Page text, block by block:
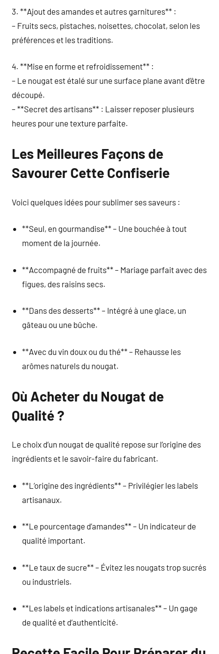
3. **Ajout des amandes et autres garnitures** :
– Fruits secs, pistaches, noisettes, chocolat, selon les
préférences et les traditions.
4. **Mise en forme et refroidissement** :
– Le nougat est étalé sur une surface plane avant d’être
découpé.
– **Secret des artisans** : Laisser reposer plusieurs
heures pour une texture parfaite.
Les Meilleures Façons de
Savourer Cette Confiserie
Voici quelques idées pour sublimer ses saveurs :
**Seul, en gourmandise** – Une bouchée à tout
moment de la journée.
**Accompagné de fruits** – Mariage parfait avec des
figues, des raisins secs.
**Dans des desserts** – Intégré à une glace, un
gâteau ou une bûche.
**Avec du vin doux ou du thé** – Rehausse les
arômes naturels du nougat.
Où Acheter du Nougat de
Qualité ?
Le choix d’un nougat de qualité repose sur l’origine des
ingrédients et le savoir-faire du fabricant.
**L’origine des ingrédients** – Privilégier les labels
artisanaux.
**Le pourcentage d’amandes** – Un indicateur de
qualité important.
**Le taux de sucre** – Évitez les nougats trop sucrés
ou industriels.
**Les labels et indications artisanales** – Un gage
de qualité et d’authenticité.